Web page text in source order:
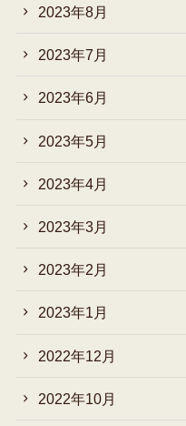
2023年8月
2023年7月
2023年6月
2023年5月
2023年4月
2023年3月
2023年2月
2023年1月
2022年12月
2022年10月